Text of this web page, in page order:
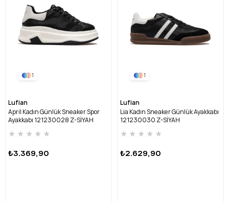
1
Lufian
April Kadın Günlük Sneaker Spor
Ayakkabı 121230028 Z-SİYAH
★ ★ ★ ★ ★
₺3.369,90
1
Lufian
Lia Kadın Sneaker Günlük Ayakkabı
121230030 Z-SİYAH
★ ★ ★ ★ ★
₺2.629,90